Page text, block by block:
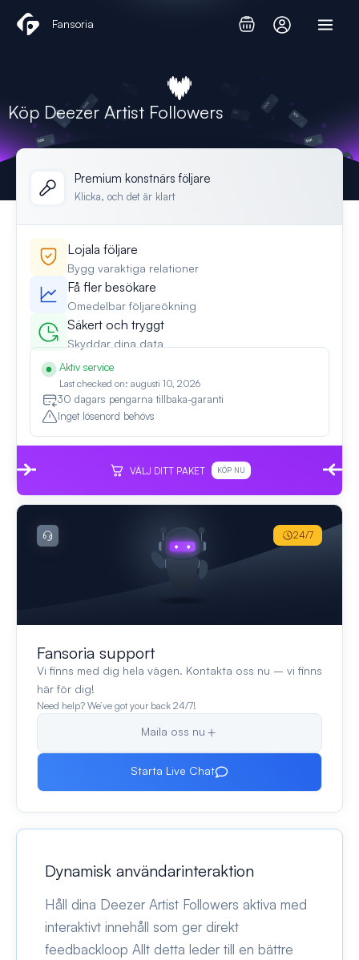
Fansoria
Köp Deezer Artist Followers
Premium konstnärs följare
Klicka, och det är klart
Lojala följare
Bygg varaktiga relationer
Få fler besökare
Omedelbar följareökning
Säkert och tryggt
Skyddar dina data
Aktiv service
Last checked on: augusti 10, 2026
30 dagars pengarna tillbaka-garanti
Inget lösenord behövs
VÄLJ DITT PAKET KÖP NU
Fansoria support
Vi finns med dig hela vägen. Kontakta oss nu – vi finns
här för dig!
Need help? We’ve got your back 24/7!
Maila oss nu
Starta Live Chat
24/7
Dynamisk användarinteraktion
Håll dina Deezer Artist Followers aktiva med
interaktivt innehåll som ger direkt
feedbackloop Allt detta leder till en bättre